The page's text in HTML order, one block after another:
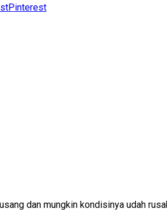
Pinterest
dan mungkin kondisinya udah